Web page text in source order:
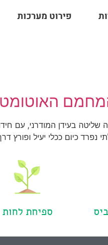
פירוט מערכות
בעידן המודרני, עם
כיום ככלי יעיל ופורץ
ספיחת לחות